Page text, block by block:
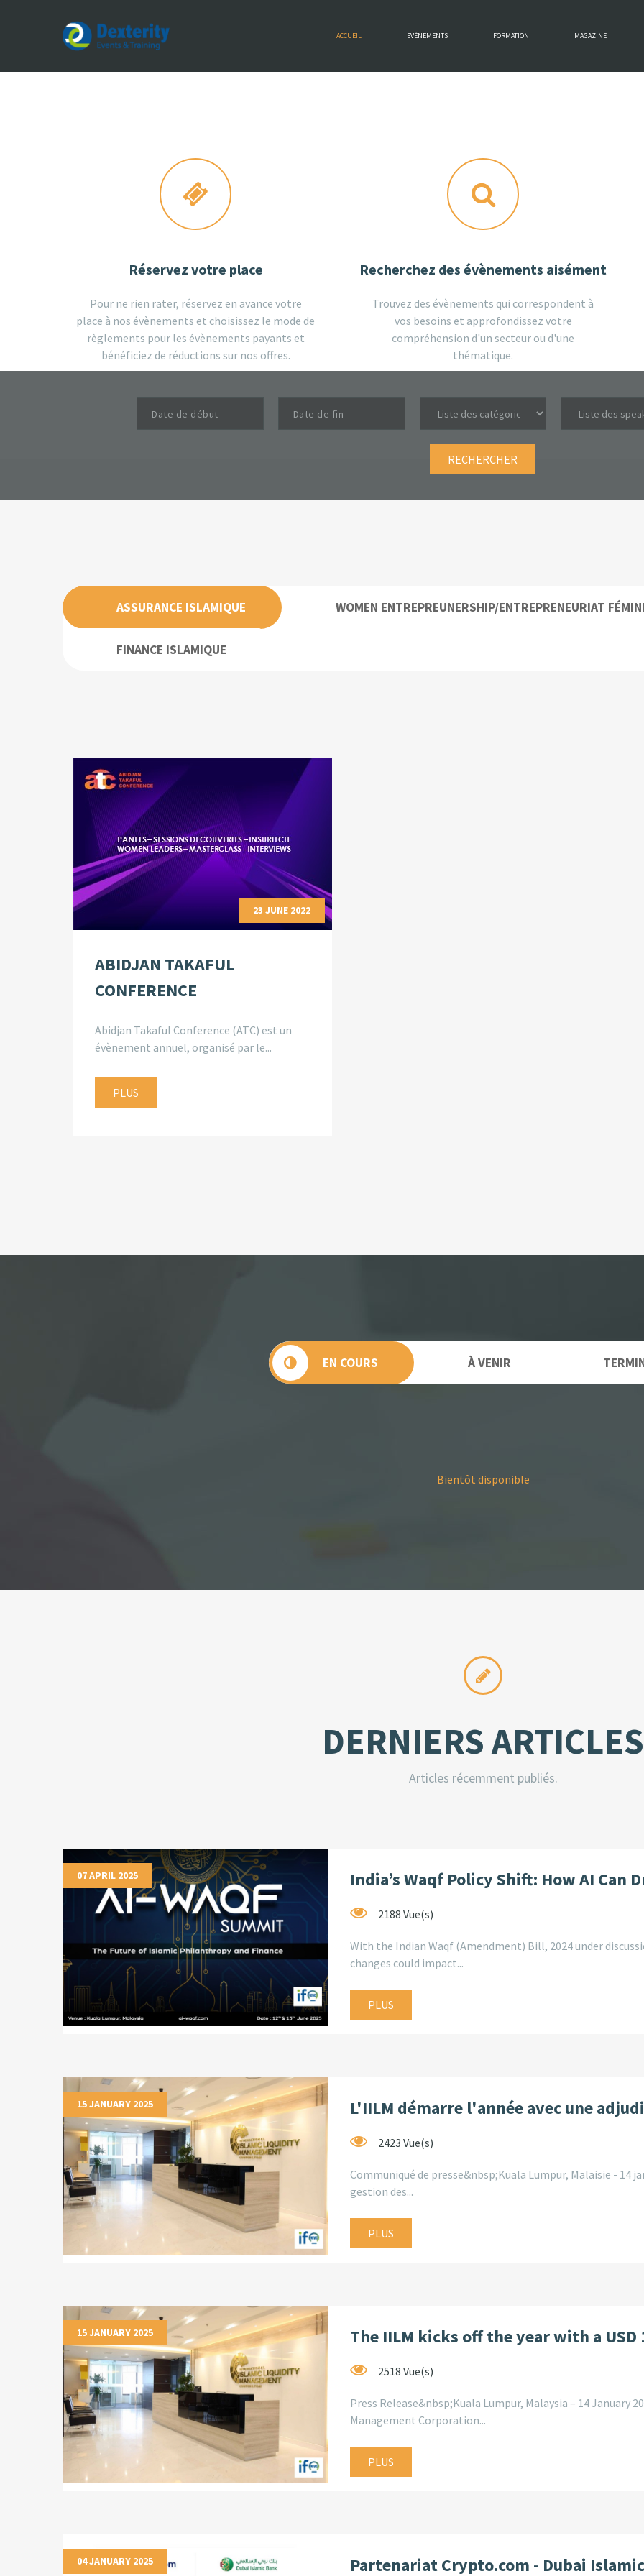
Dexterity
Events
ACCUEIL EVÈNEMENTS FORMATION MAGAZINE
Réservez votre place
Pour ne rien rater, réservez en avance votre
place à nos évènements et choisissez le mode de
règlements pour les évènements payants et
bénéficiez de réductions sur nos offres.
Recherchez des évènements aisément
Trouvez des évènements qui correspondent à
vos besoins et approfondissez votre
compréhension d'un secteur ou d'une
thématique.
ASSURANCE ISLAMIQUE WOMEN ENTREPREUNERSHIP/ENTREPRENEURIAT
FINANCE ISLAMIQUE
23 JUNE 2022
ABIDJAN TAKAFUL
CONFERENCE
Abidjan Takaful Conference (ATC) est un
évènement annuel, organisé par le...
PLUS
EN COURS À VENIR
Bientôt disponible
DERNIERS ARTICLES
Articles récemment publiés.
07 APRIL 2025 India’s Waqf Policy Shift: How AI Can
2188 Vue(s)
With the Indian Waqf (Amendment) Bill, 2024 under
changes could impact...
PLUS
15 JANUARY 2025 L'IILM démarre l'année avec une
2423 Vue(s)
Communiqué de presse&nbsp;Kuala Lumpur, Malaisie - 14
gestion des...
PLUS
15 JANUARY 2025 The IILM kicks off the year with a
2518 Vue(s)
Press Release&nbsp;Kuala Lumpur, Malaysia – 14
Management Corporation...
PLUS
04 JANUARY 2025 Partenariat Crypto.com - Dubai